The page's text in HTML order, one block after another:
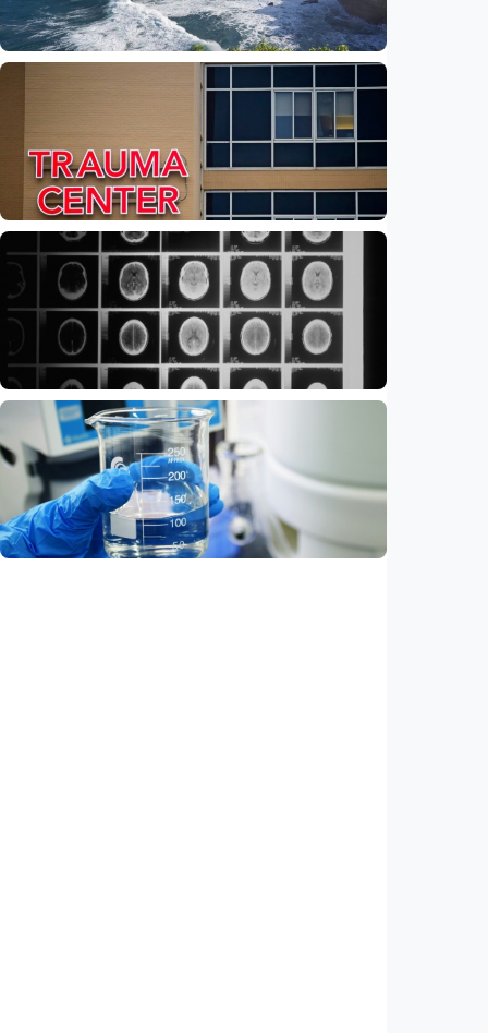
Feature – Dari Laut Jawa ke Laut Banda:
Jejak air tawar ungkap rahasia laut
Indonesia
Indonesia•09 Aug 2026
Iptek
Feature – Di tengah riuh IGD, AI bantu
tentukan pasien yang harus didahulukan
Indonesia 08 Aug 2026
Ilmuwan kembangkan nanopartikel yang
membantu ahli bedah melacak dan
membunuh kanker otak mematikan
Indonesia• 07 Aug 2026